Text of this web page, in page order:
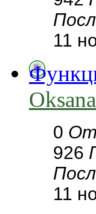
11
0
926
11